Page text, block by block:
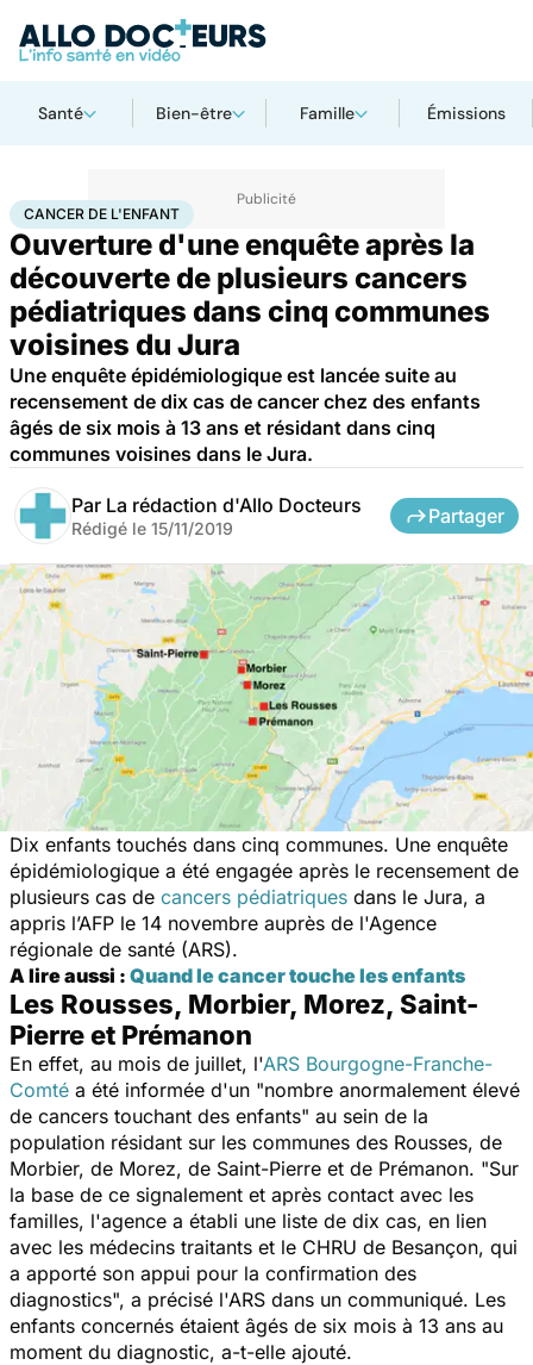
Santé Bien-être Famille Émissions
AccueilSanté MaladiesCancer Cancer de l'enfant
CANCER DE L'ENFANT
Ouverture d'une enquête après la
découverte de plusieurs cancers
pédiatriques dans cinq communes
voisines du Jura
Une enquête épidémiologique est lancée suite au
recensement de dix cas de cancer chez des enfants
âgés de six mois à 13 ans et résidant dans cinq
communes voisines dans le Jura.
Par La rédaction d'Allo Docteurs
Rédigé le 15/11/2019
Partager
Dix enfants touchés dans cinq communes. Une enquête
épidémiologique a été engagée après le recensement de
plusieurs cas de cancers pédiatriques dans le Jura, a
appris l’AFP le 14 novembre auprès de l'Agence
régionale de santé (ARS).
A lire aussi : Quand le cancer touche les enfants
Les Rousses, Morbier, Morez, Saint-
Pierre et Prémanon
En effet, au mois de juillet, l'ARS Bourgogne-Franche-
Comté a été informée d'un "nombre anormalement élevé
de cancers touchant des enfants" au sein de la
population résidant sur les communes des Rousses, de
Morbier, de Morez, de Saint-Pierre et de Prémanon. "Sur
la base de ce signalement et après contact avec les
familles, l'agence a établi une liste de dix cas, en lien
avec les médecins traitants et le CHRU de Besançon, qui
a apporté son appui pour la confirmation des
diagnostics", a précisé l'ARS dans un communiqué. Les
enfants concernés étaient âgés de six mois à 13 ans au
moment du diagnostic, a-t-elle ajouté.